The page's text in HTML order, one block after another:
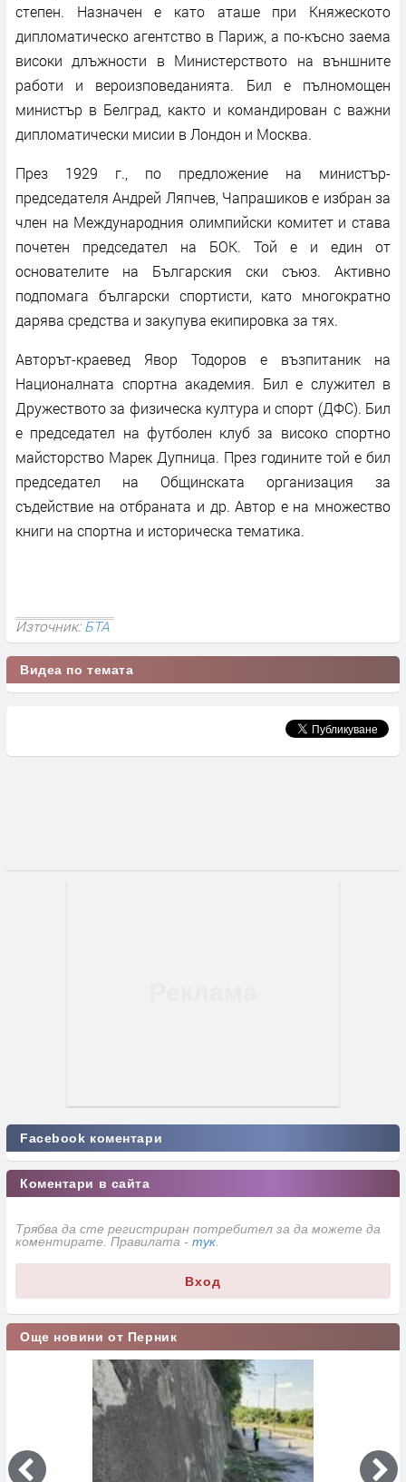
степен. Назначен е като аташе при Княжеското
дипломатическо агентство в Париж, а по-късно заема
високи длъжности в Министерството на външните
работи и вероизповеданията. Бил е пълномощен
министър в Белград, както и командирован с важни
дипломатически мисии в Лондон и Москва.
През 1929 г., по предложение на министър-
председателя Андрей Ляпчев, Чапрашиков е избран за
член на Международния олимпийски комитет и става
почетен председател на БОК. Той е и един от
основателите на Българския ски съюз. Активно
подпомага български спортисти, като многократно
дарява средства и закупува екипировка за тях.
Авторът-краевед Явор Тодоров е възпитаник на
Националната спортна академия. Бил е служител в
Дружеството за физическа култура и спорт (ДФС). Бил
е председател на футболен клуб за високо спортно
майсторство Марек Дупница. През годините той е бил
председател на Общинската организация за
съдействие на отбраната и др. Автор е на множество
книги на спортна и историческа тематика.
Източник:БТА
Видеа по темата
Facebook коментари
Коментари в сайта
Трябва да сте регистриран потребител за да можете да
коментирате. Правилата - тук
Вход
Още новини от Перник